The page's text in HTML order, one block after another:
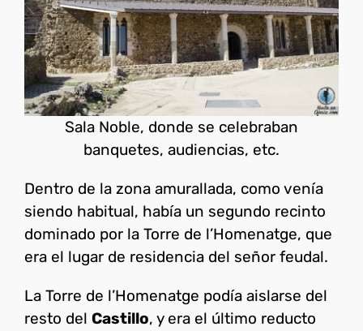
Sala Noble, donde se celebraban
banquetes, audiencias, etc.
Dentro de la zona amurallada, como venía
siendo habitual, había un segundo recinto
dominado por la Torre de l’Homenatge, que
era el lugar de residencia del señor feudal.
La Torre de l’Homenatge podía aislarse del
resto del Castillo, y era el último reducto